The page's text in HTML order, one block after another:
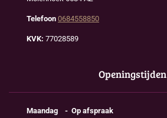
Telefoon 0684558850
KVK: 77028589
Openingstijden
Maandag - Op afspraak